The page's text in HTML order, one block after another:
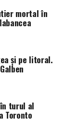
mortal în
și pe litoral.
turul al
Toronto